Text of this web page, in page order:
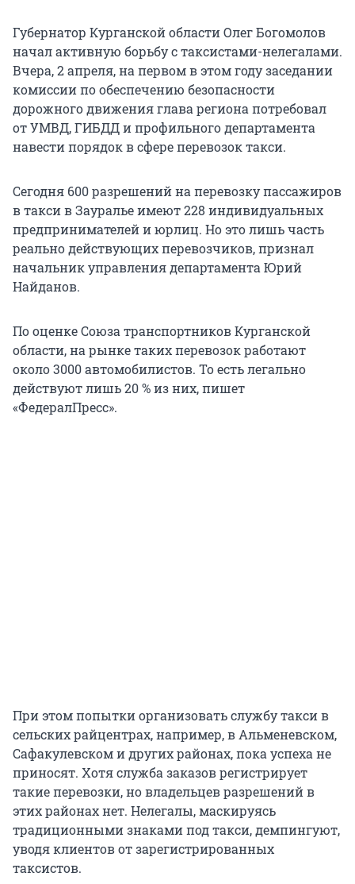
Губернатор Курганской области Олег Богомолов
начал активную борьбу с таксистами-нелегалами.
Вчера, 2 апреля, на первом в этом году заседании
комиссии по обеспечению безопасности
дорожного движения глава региона потребовал
от УМВД, ГИБДД и профильного департамента
навести порядок в сфере перевозок такси.
Сегодня 600 разрешений на перевозку пассажиров
в такси в Зауралье имеют 228 индивидуальных
предпринимателей и юрлиц. Но это лишь часть
реально действующих перевозчиков, признал
начальник управления департамента Юрий
Найданов.
По оценке Союза транспортников Курганской
области, на рынке таких перевозок работают
около 3000 автомобилистов. То есть легально
действуют лишь 20 % из них, пишет
«ФедералПресс».
При этом попытки организовать службу такси в
сельских райцентрах, например, в Альменевском,
Сафакулевском и других районах, пока успеха не
приносят. Хотя служба заказов регистрирует
такие перевозки, но владельцев разрешений в
этих районах нет. Нелегалы, маскируясь
традиционными знаками под такси, демпингуют,
уводя клиентов от зарегистрированных
таксистов.